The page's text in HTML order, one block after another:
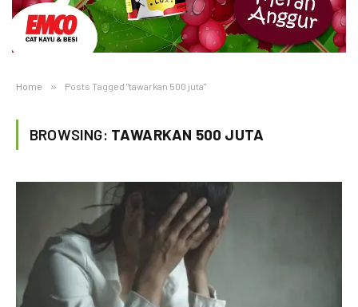
Home » Posts Tagged "tawarkan 500 juta"
BROWSING: TAWARKAN 500 JUTA